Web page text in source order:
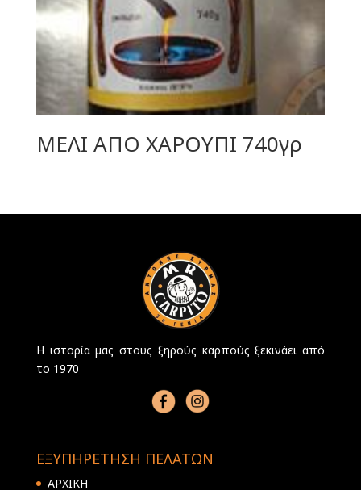
ΜΕΛΙ ΑΠΟ ΧΑΡΟΥΠΙ 740γρ
Η ιστορία μας στους ξηρούς καρπούς ξεκινάει από
το 1970
ΕΞΥΠΗΡΕΤΗΣΗ ΠΕΛΑΤΩΝ
ΑΡΧΙΚΗ